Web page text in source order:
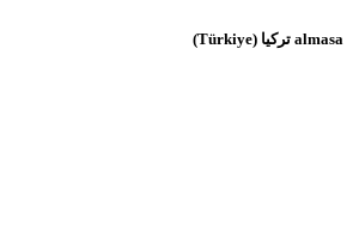
almasa تركيا (Türkiye)